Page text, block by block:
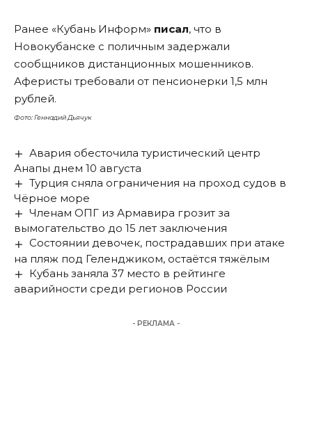
Ранее «Кубань Информ» писал, что в
Новокубанске с поличным задержали
сообщников дистанционных мошенников.
Аферисты требовали от пенсионерки 1,5 млн
рублей.
Фото: Геннадий Дьячук
Авария обесточила туристический центр
Анапы днем 10 августа
Турция сняла ограничения на проход судов в
Чёрное море
Членам ОПГ из Армавира грозит за
вымогательство до 15 лет заключения
Состоянии девочек, пострадавших при атаке
на пляж под Геленджиком, остаётся тяжёлым
Кубань заняла 37 место в рейтинге
аварийности среди регионов России
- РЕКЛАМА -